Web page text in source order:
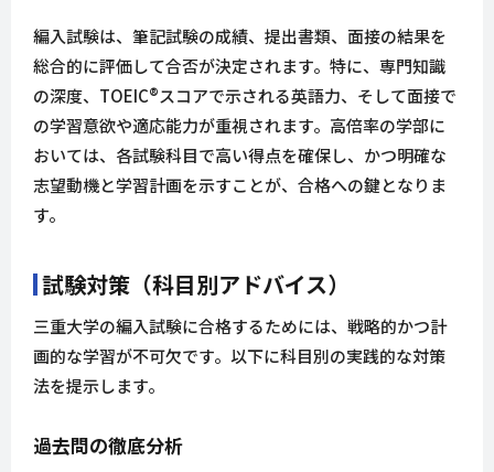
編入試験は、筆記試験の成績、提出書類、面接の結果を
総合的に評価して合否が決定されます。特に、専門知識
の深度、TOEIC®スコアで示される英語力、そして面接で
の学習意欲や適応能力が重視されます。高倍率の学部に
おいては、各試験科目で高い得点を確保し、かつ明確な
志望動機と学習計画を示すことが、合格への鍵となりま
す。
試験対策（科目別アドバイス）
三重大学の編入試験に合格するためには、戦略的かつ計
画的な学習が不可欠です。以下に科目別の実践的な対策
法を提示します。
過去問の徹底分析